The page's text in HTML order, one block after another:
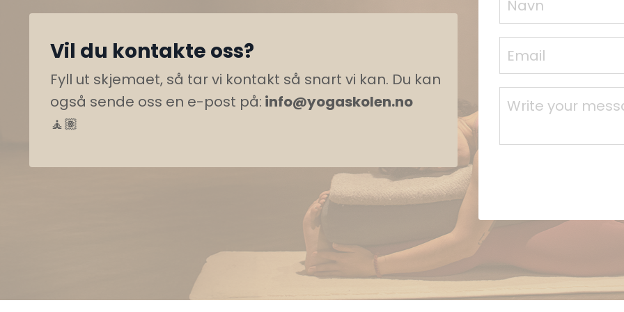
Vil du kontakte oss?
Fyll ut skjemaet, så tar vi kontakt så snart vi kan. Du kan
også sende oss en e-post på: info@yogaskolen.no
🧘🏽